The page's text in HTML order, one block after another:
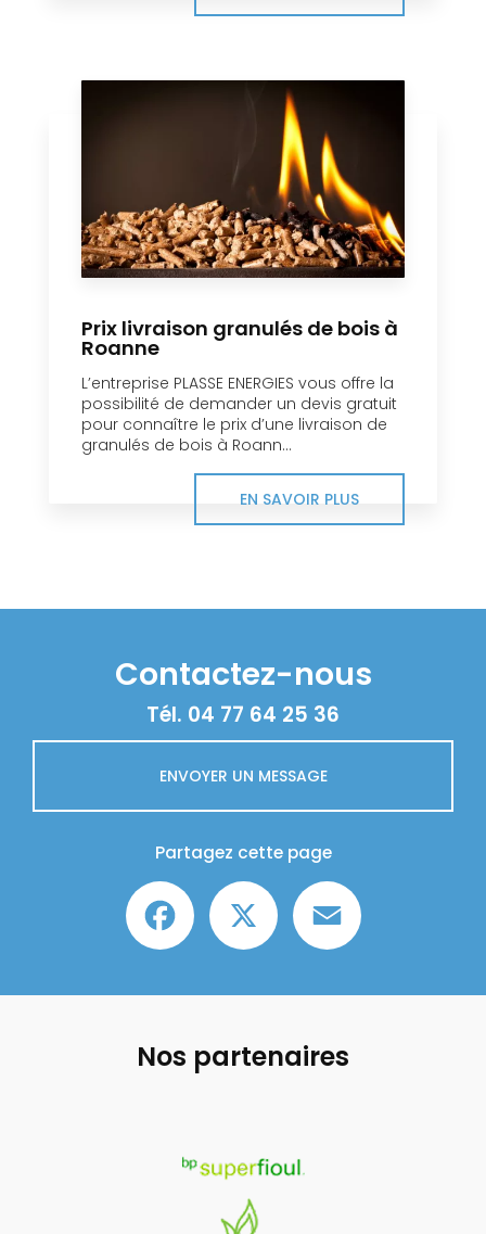
Prix livraison granulés de bois à
Roanne
L’entreprise PLASSE ENERGIES vous offre la
possibilité de demander un devis gratuit
pour connaître le prix d’une livraison de
granulés de bois à Roann...
EN SAVOIR PLUS
Contactez-nous
Tél. 04 77 64 25 36
ENVOYER UN MESSAGE
Partagez cette page
Facebook
Nos partenaires